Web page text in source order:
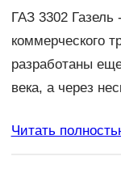
ГАЗ 3302 Газель
коммерческого
разработаны
века, а через
Читать